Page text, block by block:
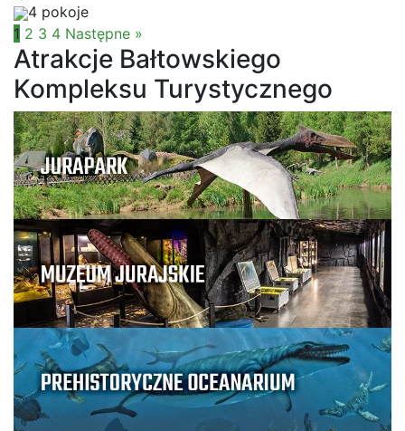
4 pokoje
1 2 3 4 Następne »
Atrakcje Bałtowskiego
Kompleksu Turystycznego